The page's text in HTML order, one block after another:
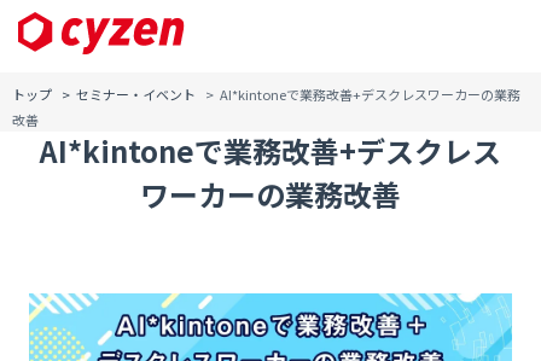
トップ セミナー・イベント
AI*kintoneで業務改善+デスクレスワーカーの業務
改善
セミナーアーカイブ
AI*kintoneで業務改善+デスクレス
ワーカーの業務改善